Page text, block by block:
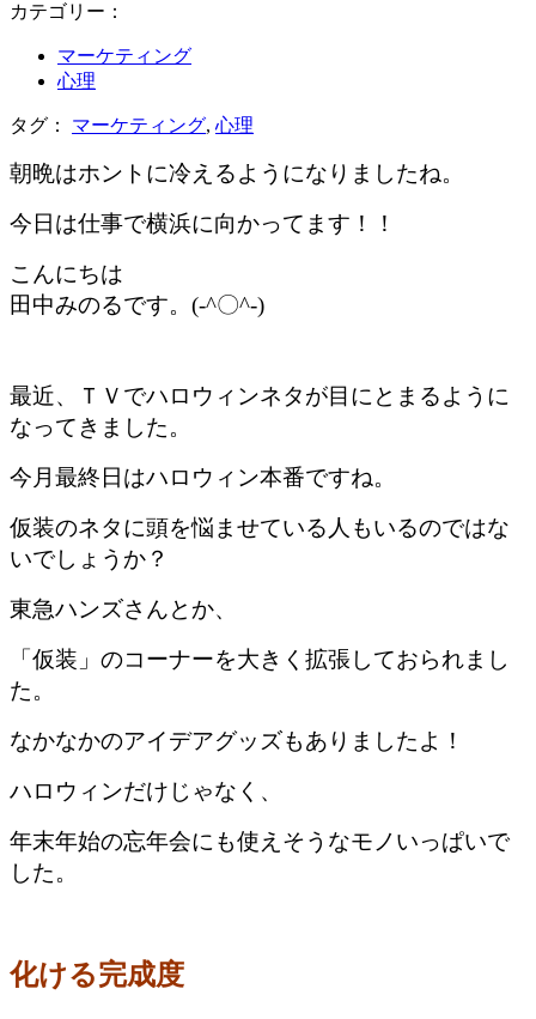
カテゴリー：
マーケティング
心理
タグ： マーケティング, 心理
朝晩はホントに冷えるようになりましたね。
今日は仕事で横浜に向かってます！！
こんにちは
田中みのるです。(-^〇^-)
最近、ＴＶでハロウィンネタが目にとまるように
なってきました。
今月最終日はハロウィン本番ですね。
仮装のネタに頭を悩ませている人もいるのではな
いでしょうか？
東急ハンズさんとか、
「仮装」のコーナーを大きく拡張しておられまし
た。
なかなかのアイデアグッズもありましたよ！
ハロウィンだけじゃなく、
年末年始の忘年会にも使えそうなモノいっぱいで
した。
化ける完成度